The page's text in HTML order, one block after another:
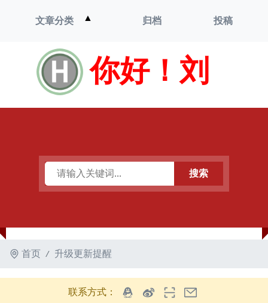
你好！刘
文章分类 ▲
单
归档 投稿
搜索
首页 升级更新提醒
联系方式：